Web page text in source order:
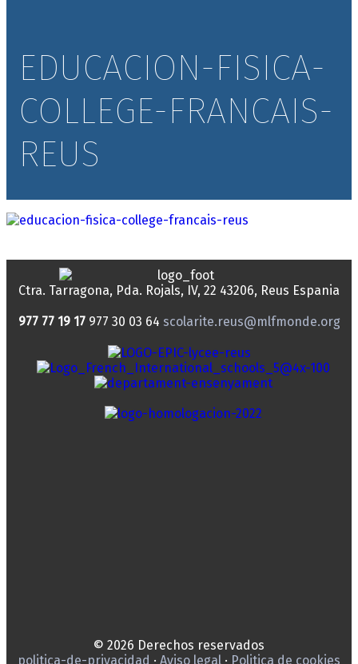
EDUCACION-FISICA-
COLLEGE-FRANCAIS-
REUS
Ctra. Tarragona, Pda. Rojals, IV, 22 43206, Reus Espania
977 77 19 17 977 30 03 64 scolarite.reus@mlfmonde.org
© 2026 Derechos reservados
politica-de-privacidad · Aviso legal · Politica de cookies